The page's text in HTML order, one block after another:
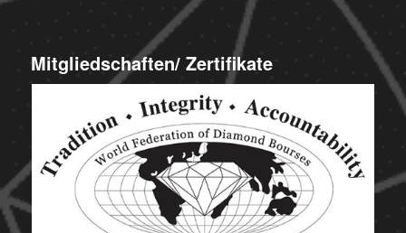
Mitgliedschaften/ Zertifikate